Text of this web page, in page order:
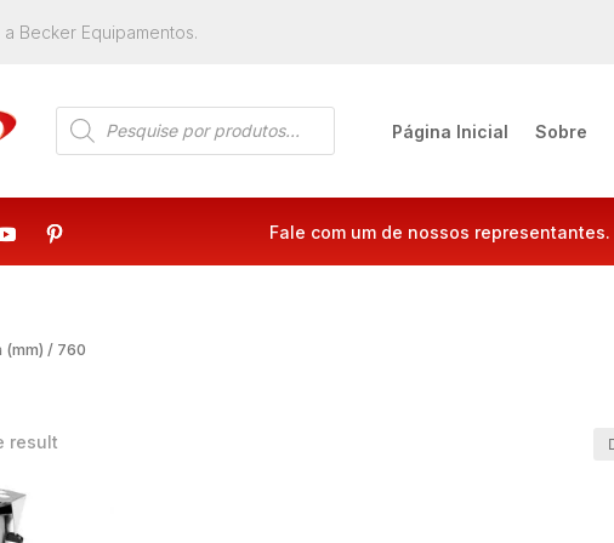
Becker Equipamentos.
Products
search
Página Inicial Sobre
Fale com um de nossos representantes.
(mm) / 760
result